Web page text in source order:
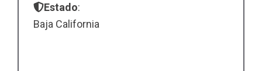
Estado:
Baja California